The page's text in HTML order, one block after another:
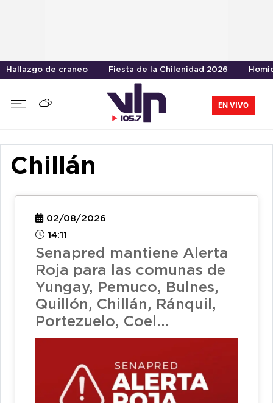
Hallazgo de craneo Fiesta de la Chilenidad 2026
EN VIVO
Chillán
02/08/2026
14:11
Senapred mantiene Alerta
Roja para las comunas de
Yungay, Pemuco, Bulnes,
Quillón, Chillán, Ránquil,
Portezuelo, Coel...